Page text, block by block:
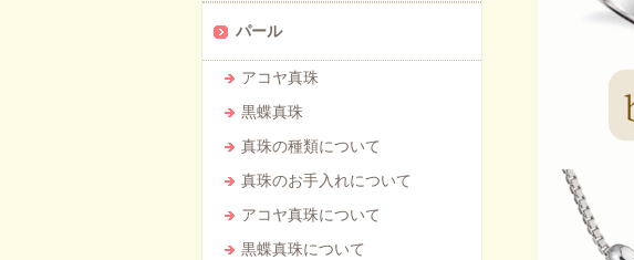
パール
アコヤ真珠
黒蝶真珠
真珠の種類について
真珠のお手入れについて
アコヤ真珠について
黒蝶真珠について